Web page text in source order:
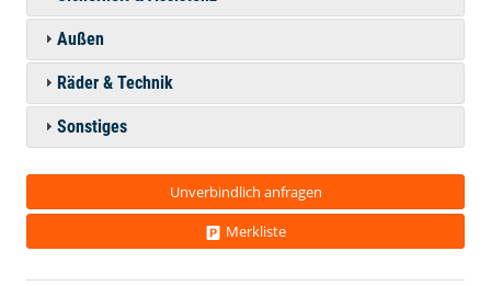
Außen
Räder & Technik
Sonstiges
Unverbindlich anfragen
Merkliste